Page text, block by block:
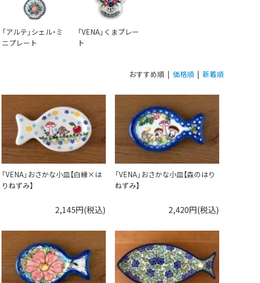
「アルテ」シェル・ミ
ニプレート
「VENA」くまプレー
ト
おすすめ順 | 価格順 | 新着順
「VENA」おさかな小皿【白縁×は
りねずみ】
2,145円(税込)
「VENA」おさかな小皿【森のはり
ねずみ】
2,420円(税込)